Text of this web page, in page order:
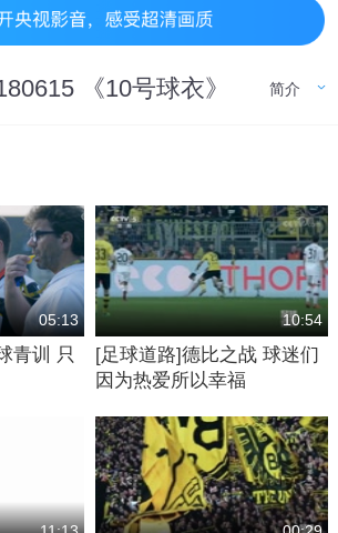
《10号球衣》 简介
05:13
青训 只
10:54
[足球道路]德比之战 球迷们
因为热爱所以幸福